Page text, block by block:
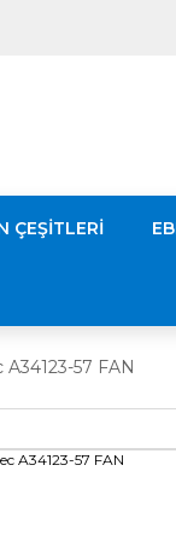
ÇEŞİTLERİ
A34123-57 FAN